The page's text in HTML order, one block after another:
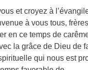
et croyez à
à vous tous,
en ce temps de
la grâce de Dieu de
qui nous est